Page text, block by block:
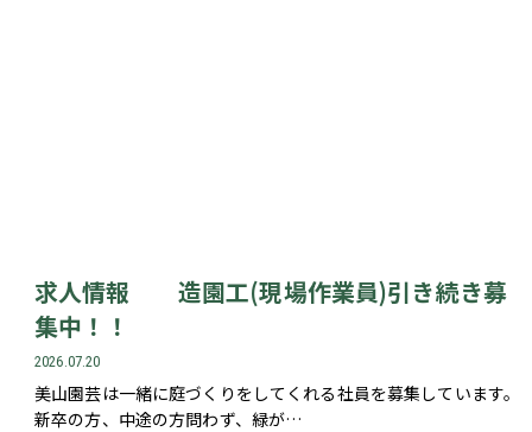
求人情報 造園工(現場作業員)引き続き募
集中！！
2026.07.20
美山園芸は一緒に庭づくりをしてくれる社員を募集しています。
新卒の方、中途の方問わず、緑が…